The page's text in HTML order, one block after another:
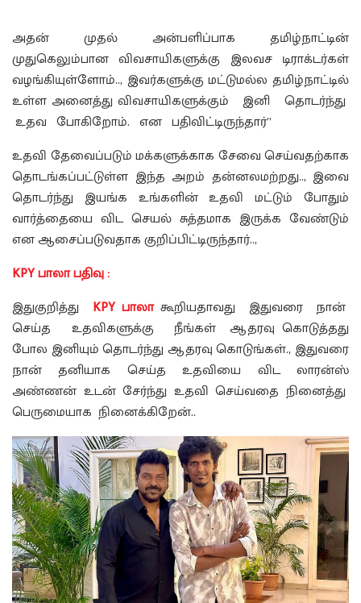
அதன் முதல் அன்பளிப்பாக தமிழ்நாட்டின்
முதுகெலும்பான விவசாயிகளுக்கு இலவச டிராக்டர்கள்
வழங்கியுள்ளோம்.., இவர்களுக்கு மட்டுமல்ல தமிழ்நாட்டில்
உள்ள அனைத்து விவசாயிகளுக்கும் இனி தொடர்ந்து
உதவ போகிறோம். என பதிவிட்டிருந்தார்”
உதவி தேவைப்படும் மக்களுக்காக சேவை செய்வதற்காக
தொடங்கப்பட்டுள்ள இந்த அறம் தன்னலமற்றது.., இவை
தொடர்ந்து இயங்க உங்களின் உதவி மட்டும் போதும்
வார்த்தையை விட செயல் சுத்தமாக இருக்க வேண்டும்
என ஆசைப்படுவதாக குறிப்பிட்டிருந்தார்..,
KPY பாலா பதிவு :
இதுகுறித்து
KPY பாலாகூறியதாவது இதுவரை நான்
செய்த உதவிகளுக்கு நீங்கள் ஆதரவு கொடுத்தது
போல இனியும் தொடர்ந்து ஆதரவு கொடுங்கள்., இதுவரை
நான் தனியாக செய்த உதவியை விட லாரன்ஸ்
அண்ணன் உடன் சேர்ந்து உதவி செய்வதை நினைத்து
பெருமையாக நினைக்கிறேன்..